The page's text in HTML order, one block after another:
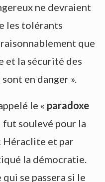
ne devraient
les tolérants
que
et la sécurité des
en danger ».
le « paradoxe
fut soulevé pour la
Héraclite et par
la démocratie.
se passera si le